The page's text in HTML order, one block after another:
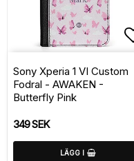
Sony Xperia 1 VI Custom
Fodral - AWAKEN -
Butterfly Pink
349 SEK
LÄGG I